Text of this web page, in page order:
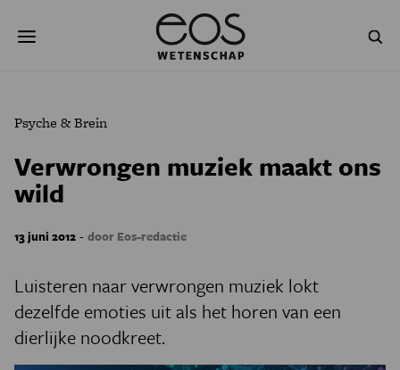
naar
NATUURWETENSCHAPPEN
PSYCHE & BREIN
AGENDA
JONGE UITDAGERS
Psyche & Brein
Verwrongen muziek maakt ons
wild
13 juni 2012 - door Eos-redactie
Luisteren naar verwrongen muziek lokt
dezelfde emoties uit als het horen van een
dierlijke noodkreet.